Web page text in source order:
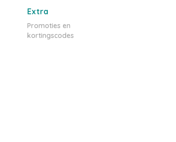
Extra
Promoties en
kortingscodes